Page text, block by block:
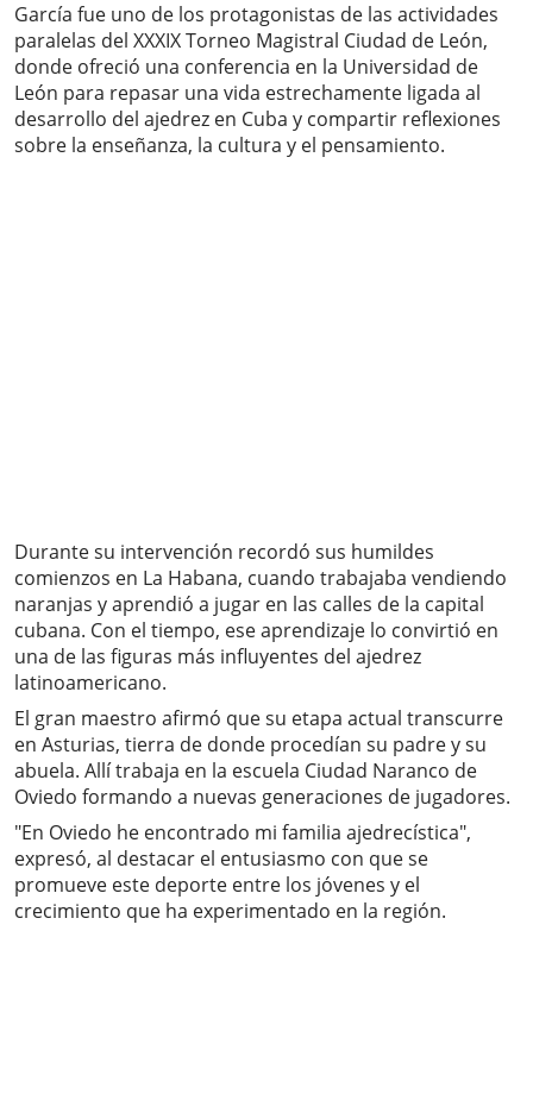
García fue uno de los protagonistas de las actividades
paralelas del XXXIX Torneo Magistral Ciudad de León,
donde ofreció una conferencia en la Universidad de
León para repasar una vida estrechamente ligada al
desarrollo del ajedrez en Cuba y compartir reflexiones
sobre la enseñanza, la cultura y el pensamiento.
Durante su intervención recordó sus humildes
comienzos en La Habana, cuando trabajaba vendiendo
naranjas y aprendió a jugar en las calles de la capital
cubana. Con el tiempo, ese aprendizaje lo convirtió en
una de las figuras más influyentes del ajedrez
latinoamericano.
El gran maestro afirmó que su etapa actual transcurre
en Asturias, tierra de donde procedían su padre y su
abuela. Allí trabaja en la escuela Ciudad Naranco de
Oviedo formando a nuevas generaciones de jugadores.
"En Oviedo he encontrado mi familia ajedrecística",
expresó, al destacar el entusiasmo con que se
promueve este deporte entre los jóvenes y el
crecimiento que ha experimentado en la región.